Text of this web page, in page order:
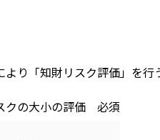
り「知財リスク評価」を
クの大小の評価